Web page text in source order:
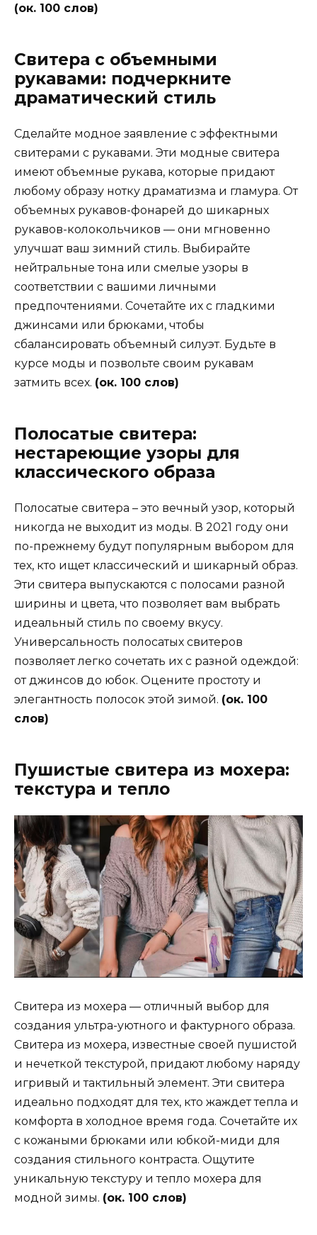
(ок. 100 слов)
Свитера с объемными
рукавами: подчеркните
драматический стиль
Сделайте модное заявление с эффектными
свитерами с рукавами. Эти модные свитера
имеют объемные рукава, которые придают
любому образу нотку драматизма и гламура. От
объемных рукавов-фонарей до шикарных
рукавов-колокольчиков — они мгновенно
улучшат ваш зимний стиль. Выбирайте
нейтральные тона или смелые узоры в
соответствии с вашими личными
предпочтениями. Сочетайте их с гладкими
джинсами или брюками, чтобы
сбалансировать объемный силуэт. Будьте в
курсе моды и позвольте своим рукавам
затмить всех. (ок. 100 слов)
Полосатые свитера:
нестареющие узоры для
классического образа
Полосатые свитера – это вечный узор, который
никогда не выходит из моды. В 2021 году они
по-прежнему будут популярным выбором для
тех, кто ищет классический и шикарный образ.
Эти свитера выпускаются с полосами разной
ширины и цвета, что позволяет вам выбрать
идеальный стиль по своему вкусу.
Универсальность полосатых свитеров
позволяет легко сочетать их с разной одеждой:
от джинсов до юбок. Оцените простоту и
элегантность полосок этой зимой. (ок. 100
слов)
Пушистые свитера из мохера:
текстура и тепло
Свитера из мохера — отличный выбор для
создания ультра-уютного и фактурного образа.
Свитера из мохера, известные своей пушистой
и нечеткой текстурой, придают любому наряду
игривый и тактильный элемент. Эти свитера
идеально подходят для тех, кто жаждет тепла и
комфорта в холодное время года. Сочетайте их
с кожаными брюками или юбкой-миди для
создания стильного контраста. Ощутите
уникальную текстуру и тепло мохера для
модной зимы. (ок. 100 слов)